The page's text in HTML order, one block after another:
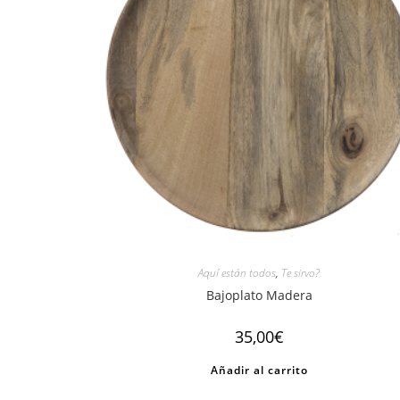
Aquí están todos, Te sirvo?
Bajoplato Madera
35,00€
Añadir al carrito